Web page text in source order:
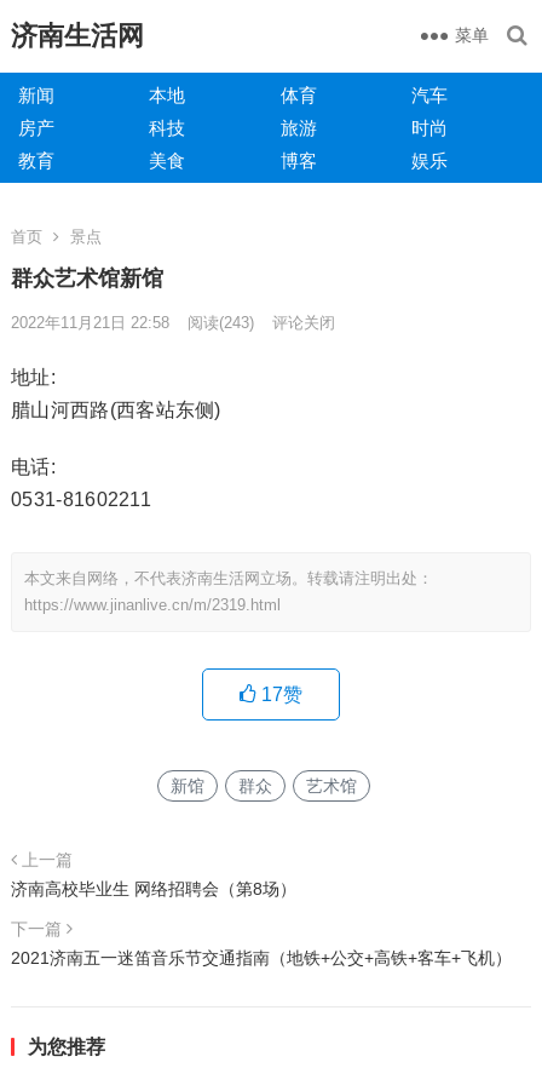
济南生活网 菜单
新闻 本地 体育
汽车
房产
科技 旅游
时尚
教育
美食 博客 娱乐
首页 景点
群众艺术馆新馆
2022年11月21日 22:58 阅读(243) 评论关闭
地址:
腊山河西路(西客站东侧)
电话:
0531-81602211
本文来自网络，不代表济南生活网立场。转载请注明出处：
https://www.jinanlive.cn/m/2319.html
17赞
新馆 群众 艺术馆
上一篇
济南高校毕业生 网络招聘会（第8场）
下一篇
2021济南五一迷笛音乐节交通指南（地铁+公交+高铁+客车+飞机）
为您推荐